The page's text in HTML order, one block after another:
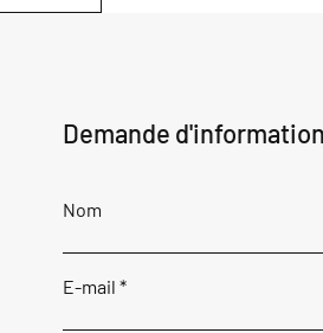
Demande
Nom
E-mail